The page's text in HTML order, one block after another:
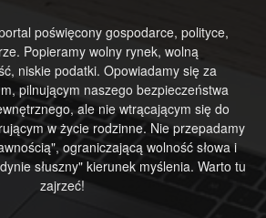
poświęcony gospodarce, polityce,
Popieramy wolny rynek, wolną
niskie podatki. Opowiadamy się za
pilnującym naszego bezpieczeństwa
ale nie wtrącającym się do
w życie rodzinne. Nie przepadamy
ograniczającą wolność słowa i
słuszny" kierunek myślenia. Warto tu
zajrzeć!